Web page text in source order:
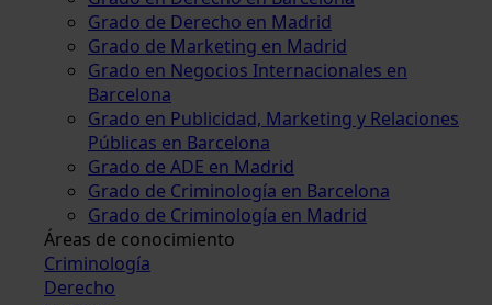
Grado de Derecho en Madrid
Grado de Marketing en Madrid
Grado en Negocios Internacionales en
Barcelona
Grado en Publicidad, Marketing y Relaciones
Públicas en Barcelona
Grado de ADE en Madrid
Grado de Criminología en Barcelona
Grado de Criminología en Madrid
Áreas de conocimiento
Criminología
Derecho